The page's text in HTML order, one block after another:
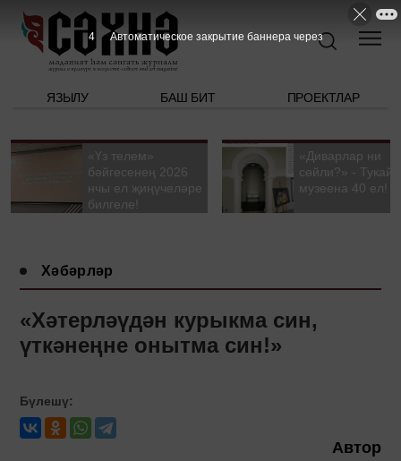
ЯЗЫЛУ БАШ БИТ ПРОЕКТЛАР
«Үз телем»
бәйгесенең 2026
нчы ел җиңүчеләре
билгеле!
«Диварлар ни
сөйли?» - Тукай
музеена 40 ел!
Хәбәрләр
«Хәтерләүдән курыкма син,
үткәнеңне онытма син!»
Бүлешү:
Автор
3 Автоматическое закрытие баннера через